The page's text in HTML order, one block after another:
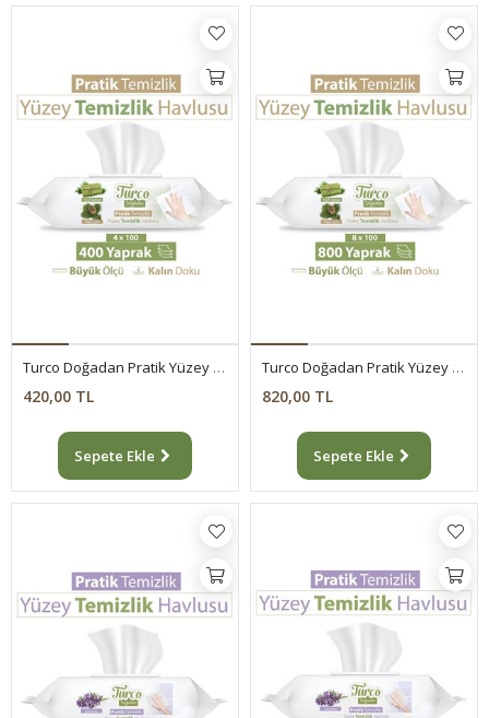
Turco Doğadan Pratik Yüzey Temizlik Havlusu 4x100 (400 Yaprak)
420,00 TL
Sepete Ekle
Turco Doğadan Pratik Yüzey Temizlik Havlusu 8x100 (800 Yaprak)
820,00 TL
Sepete Ekle